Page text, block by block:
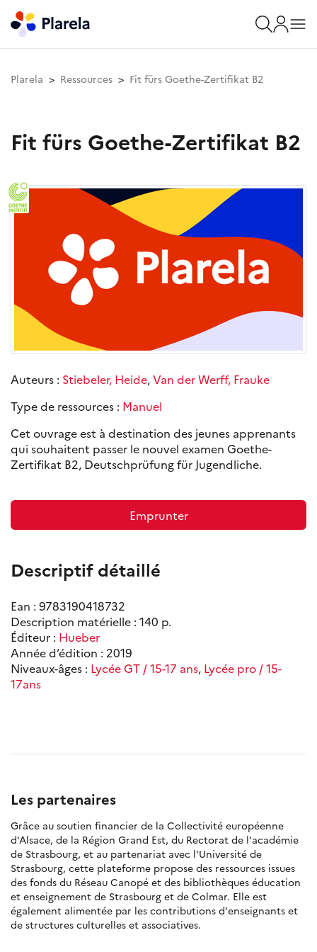
Plarela Ressources Fit fürs Goethe-Zertifikat B2
Fit fürs Goethe-Zertifikat B2
Auteurs : Stiebeler, Heide,Van der Werff, Frauke
Type de ressources : Manuel
Cet ouvrage est à destination des jeunes apprenants
qui souhaitent passer le nouvel examen Goethe-
Zertifikat B2, Deutschprüfung für Jugendliche.
Emprunter
Descriptif détaillé
Ean : 9783190418732
Description matérielle : 140 p.
Éditeur : Hueber
Année d’édition : 2019
Niveaux-âges : Lycée GT / 15-17 ans, Lycée pro / 15-
17ans
Les partenaires
Grâce au soutien financier de la Collectivité européenne
d'Alsace, de la Région Grand Est, du Rectorat de l'académie
de Strasbourg, et au partenariat avec l'Université de
Strasbourg, cette plateforme propose des ressources issues
des fonds du Réseau Canopé et des bibliothèques éducation
et enseignement de Strasbourg et de Colmar. Elle est
également alimentée par les contributions d'enseignants et
de structures culturelles et associatives.